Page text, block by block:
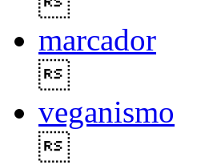
marcador
veganismo